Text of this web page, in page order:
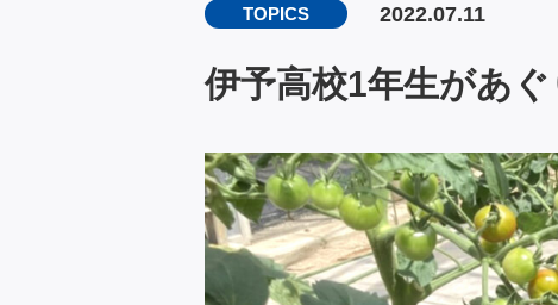
TOPICS 2022.07.11
伊予高校1年生があ